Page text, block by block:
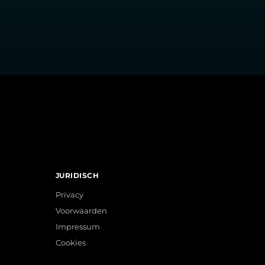
JURIDISCH
Privacy
Voorwaarden
Impressum
Cookies